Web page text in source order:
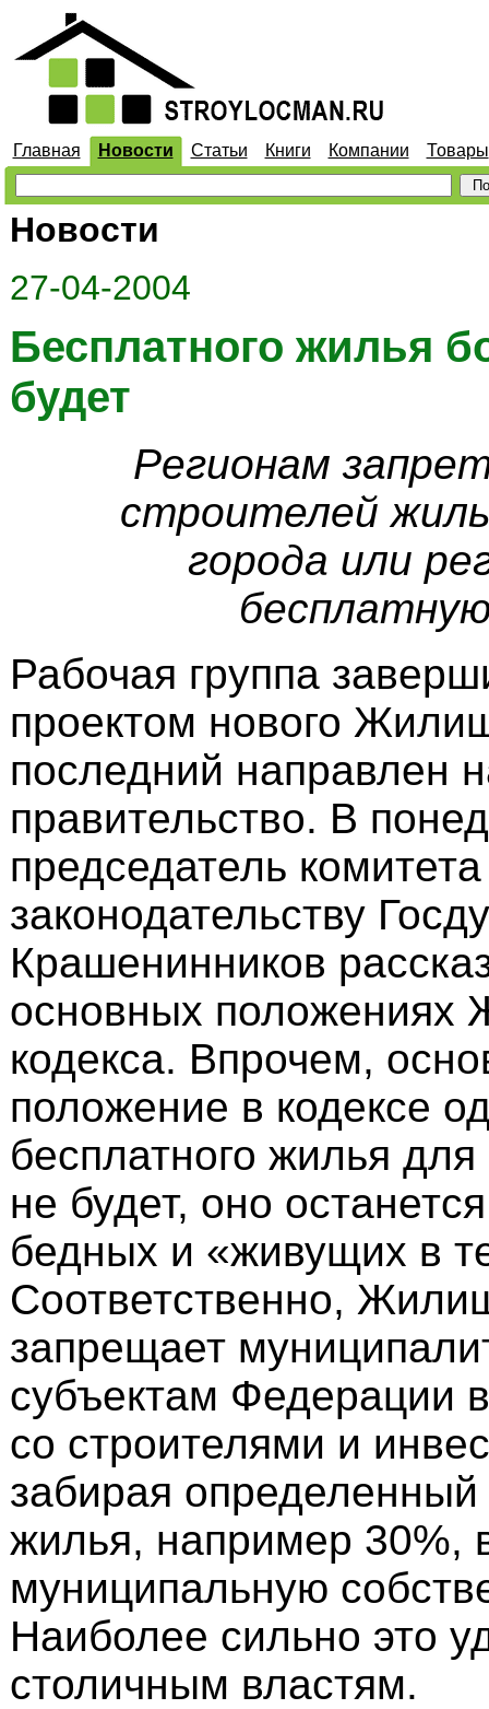
Главная Новости Статьи Книги Компании Товары
Новости
27-04-2004
Бесплатного жилья
будет
Регионам
строителей
города или
Рабочая группа
проектом нового
последний направлен
правительство. В
председатель
законодательству
Крашенинников
основных положениях
кодекса. Впрочем,
положение в кодексе
бесплатного жилья
не будет, оно
бедных и «живущих в
Соответственно,
запрещает
субъектам Федерации
со строителями и
забирая определенный
жилья, например 30%,
муниципальную
Наиболее сильно это
столичным властям.